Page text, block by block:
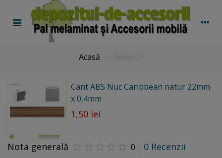
Acasă
Cant ABS Nuc Caribbean natur 22mm
x 0,4mm
1,50 lei
Nota generală 0 0 Recenzii